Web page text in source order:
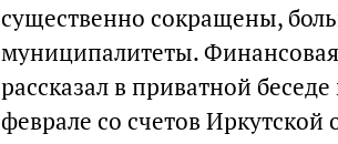
существенно сокращены,
муниципалитеты.
рассказал в приватной
феврале со счетов